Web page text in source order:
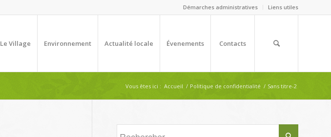
Démarches administratives Liens utiles
Le Village Environnement Actualité locale Évenements Contacts
Vous êtes ici : Accueil / Politique de confidentialité / Sans titre-2